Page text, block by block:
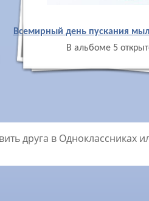
Всемирный день пускания
В альбоме 5
друга в Одноклассниках